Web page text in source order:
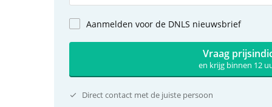
Aanmelden voor de DNLS nieuwsbrief
Vraag
en krijg binnen 12
Direct contact met de juiste persoon